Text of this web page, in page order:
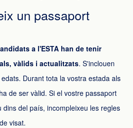
un passaport
a l'ESTA han de tenir
vàlids i actualitzats. S'inclouen
Durant tota la vostra estada als
de ser vàlid. Si el vostre passaport
del país, incompleixeu les regles
visat.